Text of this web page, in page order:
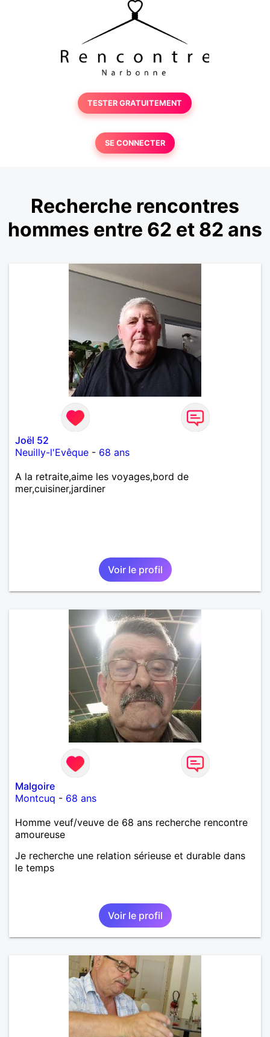
TESTER GRATUITEMENT
SE CONNECTER
Recherche rencontres
hommes entre 62 et 82 ans
Joël 52
Neuilly-l'Evêque - 68 ans
A la retraite,aime les voyages,bord de
mer,cuisiner,jardiner
Voir le profil
Malgoire
Montcuq - 68 ans
Homme veuf/veuve de 68 ans recherche rencontre
amoureuse
Je recherche une relation sérieuse et durable dans
le temps
Voir le profil